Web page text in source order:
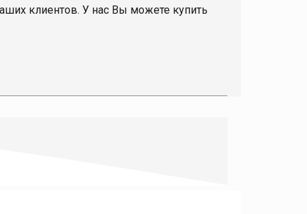
клиентов. У нас Вы можете купить